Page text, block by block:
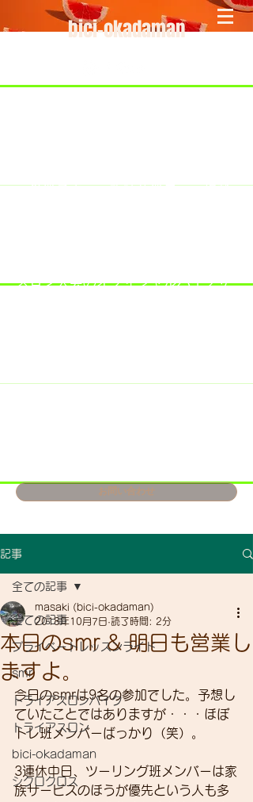
bici-okadaman
スロン大会のオフィシャルバイクサ
お問い合わせ
記事
全ての記事
プライベートレッスンライド
smr
トライアスロンバイク
トライアスロン
bici-okadaman
シクロクロス
全ての記事
本日のsmr & 明日も営業し
ますよ。
masaki (bici-okadaman)
2018年10月7日 読了時間: 2分
今日のsmrは9名の参加でした。予想し
ていたことではありますが・・・ほぼ
トレ班メンバーばっかり（笑）。
3連休中日、ツーリング班メンバーは家
族サービスのほうが優先という人も多